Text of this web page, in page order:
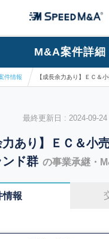
M&A案件詳細
件情報
最終更新日 : 2024-09-
力あり】ＥＣ＆小
ド群 の事業承継・
情報